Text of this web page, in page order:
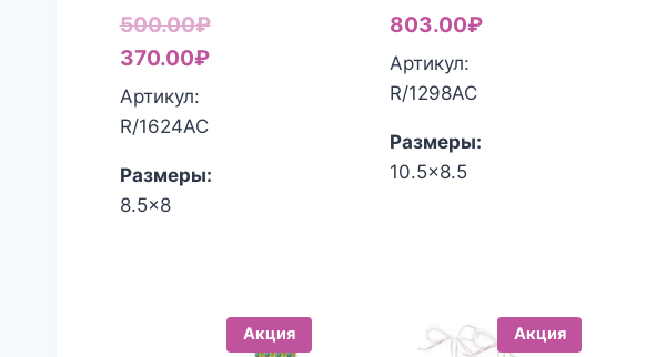
500.00₽Первоначальная
цена
370.00₽Текущая
370.00₽.
Артикул:
R/1624АС
Размеры:
8.5x8
803.00₽
Артикул:
R/1298АС
Размеры:
10.5x8.5
Акция Акция